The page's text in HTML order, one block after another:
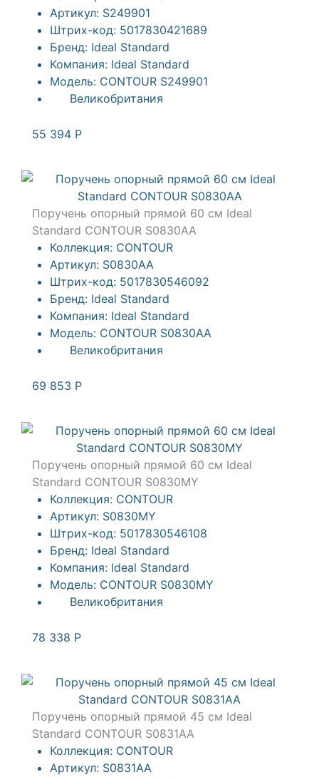
Артикул: S249901
Штрих-код: 5017830421689
Бренд: Ideal Standard
Компания: Ideal Standard
Модель: CONTOUR S249901
Великобритания
55 394 Р
Поручень опорный прямой 60 см Ideal
Standard CONTOUR S0830AA
Коллекция: CONTOUR
Артикул: S0830AA
Штрих-код: 5017830546092
Бренд: Ideal Standard
Компания: Ideal Standard
Модель: CONTOUR S0830AA
Великобритания
69 853 Р
Поручень опорный прямой 60 см Ideal
Standard CONTOUR S0830MY
Коллекция: CONTOUR
Артикул: S0830MY
Штрих-код: 5017830546108
Бренд: Ideal Standard
Компания: Ideal Standard
Модель: CONTOUR S0830MY
Великобритания
78 338 Р
Поручень опорный прямой 45 см Ideal
Standard CONTOUR S0831AA
Коллекция: CONTOUR
Артикул: S0831AA